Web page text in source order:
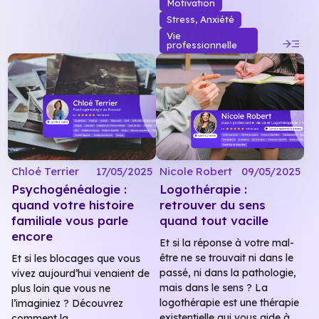
Motivation
Stress, Anxiété
Vie
professionnelle
read_more
Chloé Terrier 17/05/2025
Psychogénéalogie :
quand votre histoire
familiale vous parle
encore
Et si les blocages que vous
vivez aujourd’hui venaient de
plus loin que vous ne
l’imaginiez ? Découvrez
Nicole Robert 09/05/2025
Logothérapie :
retrouver du sens
quand tout vacille
Et si la réponse à votre mal-
être ne se trouvait ni dans le
passé, ni dans la pathologie,
mais dans le sens ? La
logothérapie est une thérapie